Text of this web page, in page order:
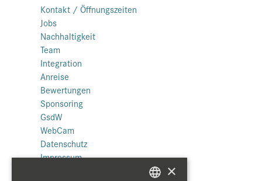
Kontakt / Öffnungszeiten
Jobs
Nachhaltigkeit
Team
Integration
Anreise
Bewertungen
Sponsoring
GsdW
WebCam
Datenschutz
Impressum
×